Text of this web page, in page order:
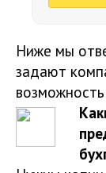
Ниже мы
задают
возможность